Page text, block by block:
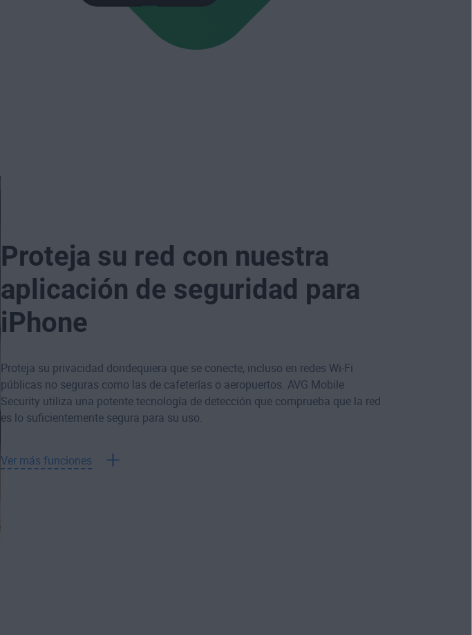
Proteja su red con nuestra
aplicación de seguridad para
iPhone
Proteja su privacidad dondequiera que se conecte, incluso en redes Wi-Fi
públicas no seguras como las de cafeterías o aeropuertos. AVG Mobile
Security utiliza una potente tecnología de detección que comprueba que la red
es lo suficientemente segura para su uso.
Ver más funciones